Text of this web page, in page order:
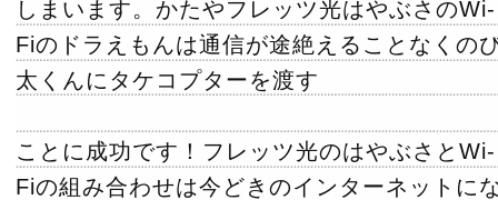
しまいます。かたやフレッツ光はやぶさのWi-
Fiのドラえもんは通信が途絶えることなくの
太くんにタケコプターを渡す
ことに成功です！フレッツ光のはやぶさとWi-
Fiの組み合わせは今どきのインターネットに